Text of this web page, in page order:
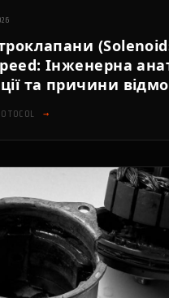
Інженерна
та причини
→